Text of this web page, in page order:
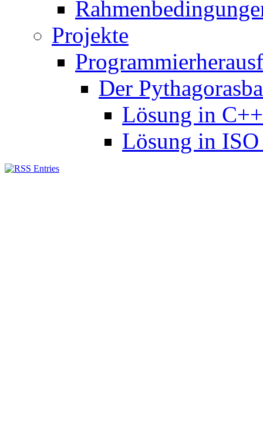
Projekte
Der
Lösung in
Lösung in